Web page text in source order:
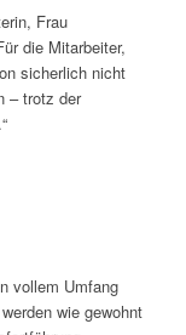
Frau
die Mitarbeiter,
sicherlich nicht
– trotz der
vollem Umfang
wie gewohnt